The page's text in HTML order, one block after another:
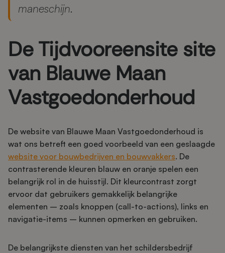
maneschijn.
De Tijdvooreensite site
van Blauwe Maan
Vastgoedonderhoud
De website van Blauwe Maan Vastgoedonderhoud is
wat ons betreft een goed voorbeeld van een geslaagde
website voor bouwbedrijven en bouwvakkers. De
contrasterende kleuren blauw en oranje spelen een
belangrijk rol in de huisstijl. Dit kleurcontrast zorgt
ervoor dat gebruikers gemakkelijk belangrijke
elementen – zoals knoppen (call-to-actions), links en
navigatie-items – kunnen opmerken en gebruiken.
De belangrijkste diensten van het schildersbedrijf